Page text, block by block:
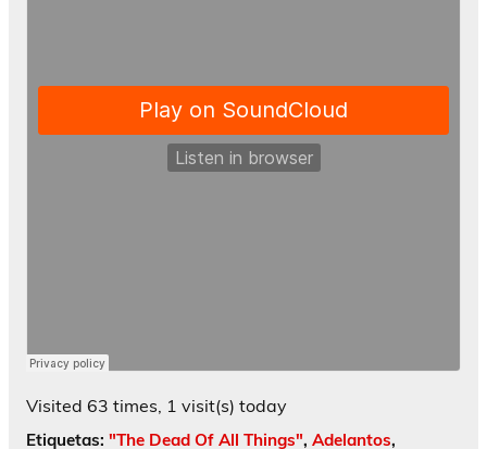
Visited 63 times, 1 visit(s) today
Etiquetas: "The Dead Of All Things", Adelantos,